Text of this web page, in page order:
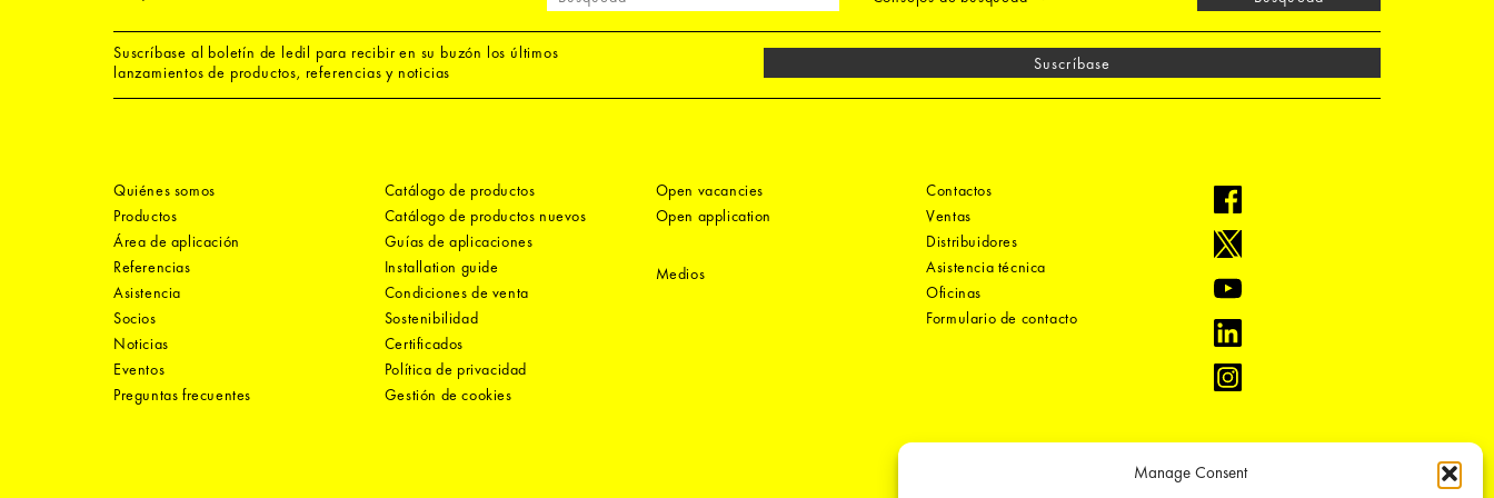
Manage Consent
Suscríbase al boletín de ledil para recibir en su buzón los últimos
lanzamientos de productos, referencias y noticias
Suscríbase
Quiénes somos
Productos
Área de aplicación
Referencias
Asistencia
Socios
Noticias
Eventos
Preguntas frecuentes
Catálogo de productos
Catálogo de productos nuevos
Guías de aplicaciones
Installation guide
Condiciones de venta
Sostenibilidad
Certificados
Política de privacidad
Gestión de cookies
Open vacancies
Open application
Medios
Contactos
Ventas
Distribuidores
Asistencia técnica
Oficinas
Formulario de contacto